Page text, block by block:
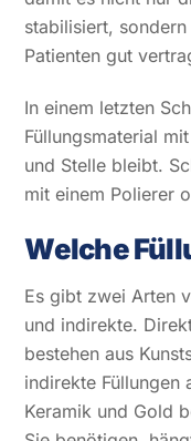
stabilisiert,
Patienten gut
In einem letzten
Füllungsmaterial
und Stelle bleibt.
mit einem Polierer
Welche
Es gibt zwei Arten
und indirekte.
bestehen aus
indirekte Füllungen
Keramik und Gold